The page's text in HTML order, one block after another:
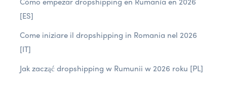
[ES]
Come iniziare il dropshipping in Romania nel 2026
[IT]
Jak zacząć dropshipping w Rumunii w 2026 roku [PL]